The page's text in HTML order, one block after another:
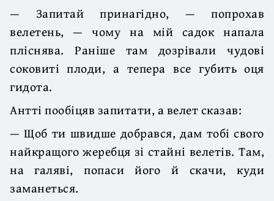
— Запитай принагідно, — попрохав
велетень, — чому на мій садок напала
пліснява. Раніше там дозрівали чудові
соковиті плоди, а тепера все губить оця
гидота.
Антті пообіцяв запитати, а велет сказав:
— Щоб ти швидше добрався, дам тобі свого
найкращого жеребця зі стайні велетів. Там,
на галяві, попаси його й скачи, куди
заманеться.